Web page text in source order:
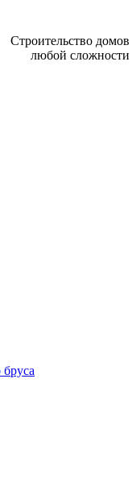
Строительство домов
любой сложности